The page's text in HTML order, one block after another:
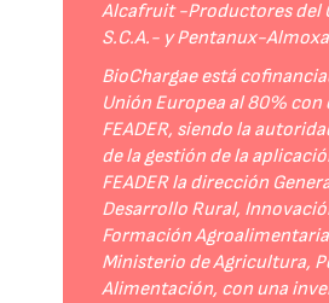
Alcafruit -Productores del
S.C.A.- y Pentanux-
BioChargae está
Unión Europea al 80% con
FEADER, siendo la
de la gestión de la
FEADER la dirección
Desarrollo Rural,
Formación
Ministerio de Agricultura,
Alimentación, con una